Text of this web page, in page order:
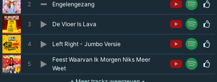
2 Engelengezang
3 De Vloer Is Lava
4 Left Right - Jumbo Versie
5
Feest Waarvan Ik Morgen Niks Meer
Weet